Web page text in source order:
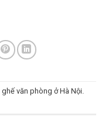
văn phòng ở Hà Nội.